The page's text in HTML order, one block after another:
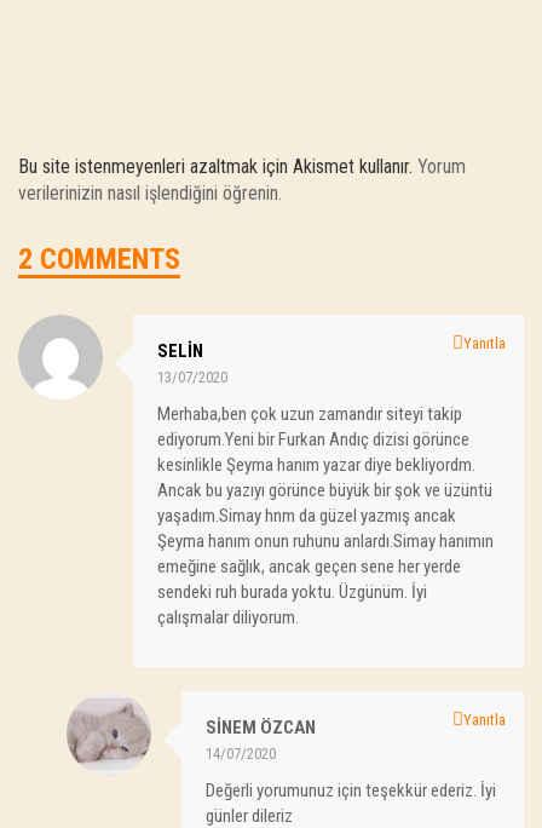
Bu site istenmeyenleri azaltmak için Akismet kullanır. Yorum
verilerinizin nasıl işlendiğini öğrenin.
2 COMMENTS
SELIN
13/07/2020
Merhaba,ben çok uzun zamandır siteyi takip
ediyorum.Yeni bir Furkan Andıç dizisi görünce
kesinlikle Şeyma hanım yazar diye bekliyordm.
Ancak bu yazıyı görünce büyük bir şok ve üzüntü
yaşadım.Simay hnm da güzel yazmış ancak
Şeyma hanım onun ruhunu anlardı.Simay hanımın
emeğine sağlık, ancak geçen sene her yerde
sendeki ruh burada yoktu. Üzgünüm. İyi
çalışmalar diliyorum.
Yanıtla
SINEM ÖZCAN
14/07/2020
Değerli yorumunuz için teşekkür ederiz. İyi
günler dileriz
Yanıtla